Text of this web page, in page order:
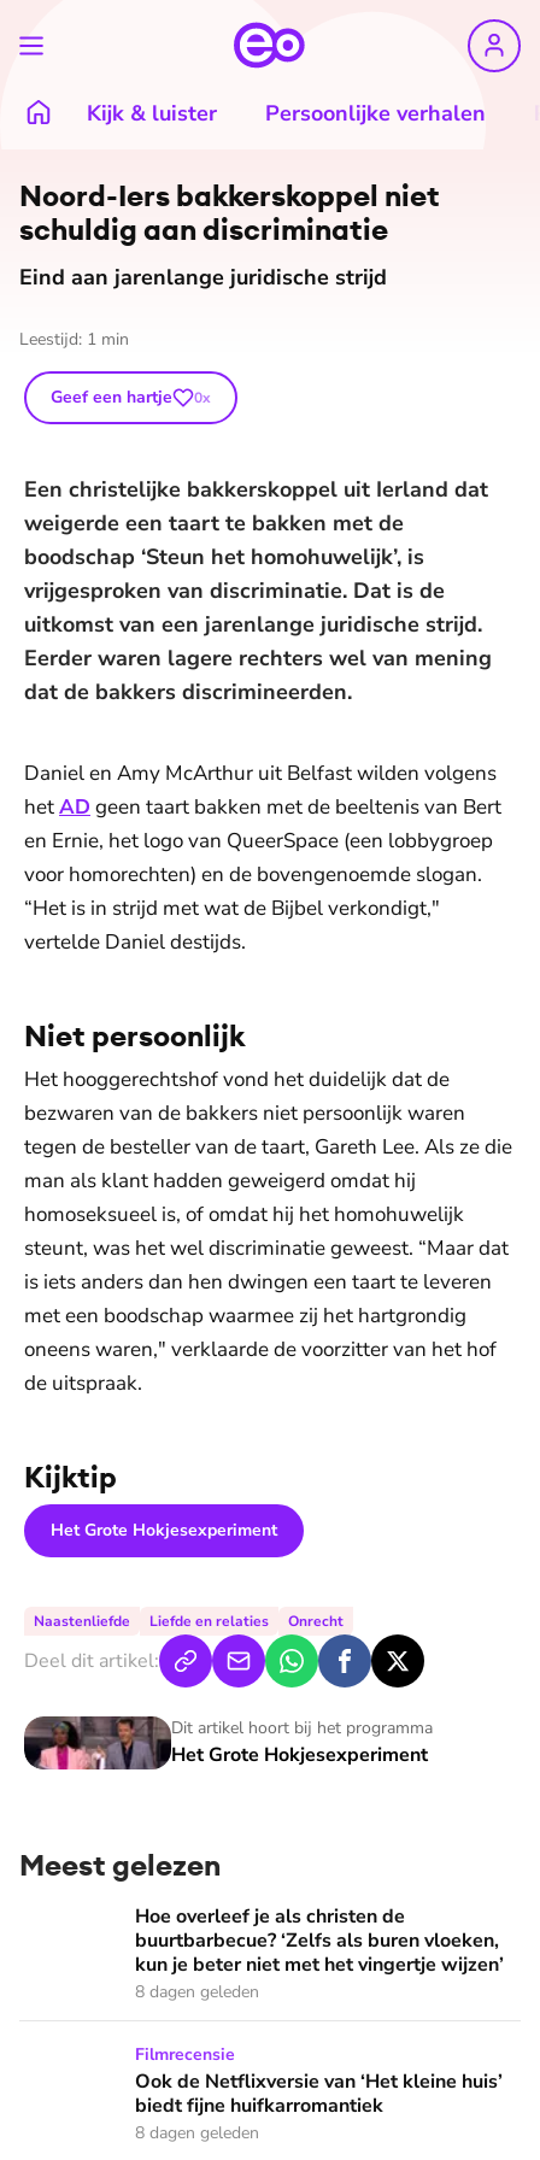
Kijk & luister Persoonlijke verhalen
Noord-Iers bak­kers­kop­pel niet
schuldig aan dis­cri­mi­na­tie
Eind aan jarenlange juridische strijd
Leestijd: 1 min
Geef een hartje 0x
Een christelijke bakkerskoppel uit Ierland dat
weigerde een taart te bakken met de
boodschap ‘Steun het homohuwelijk’, is
vrijgesproken van discriminatie. Dat is de
uitkomst van een jarenlange juridische strijd.
Eerder waren lagere rechters wel van mening
dat de bakkers discrimineerden.
Daniel en Amy McArthur uit Belfast wilden volgens
hetAD geen taart bakken met de beeltenis van Bert
en Ernie, het logo van QueerSpace (een lobbygroep
voor homorechten) en de bovengenoemde slogan.
“Het is in strijd met wat de Bijbel verkondigt,"
vertelde Daniel destijds.
Niet persoonlijk
Het hooggerechtshof vond het duidelijk dat de
bezwaren van de bakkers niet persoonlijk waren
tegen de besteller van de taart, Gareth Lee. Als ze die
man als klant hadden geweigerd omdat hij
homoseksueel is, of omdat hij het homohuwelijk
steunt, was het wel discriminatie geweest. “Maar dat
is iets anders dan hen dwingen een taart te leveren
met een boodschap waarmee zij het hartgrondig
oneens waren," verklaarde de voorzitter van het hof
de uitspraak.
Kijktip
Het Grote Hokjesexperiment
Naastenliefde Liefde en relaties Onrecht
Deel dit artikel:
Dit artikel hoort bij het programma
Het Grote Hokjesexperiment
Het Grote Hokjesexperiment
Meest gelezen
Hoe overleef je als christen de buurtbarbecue? ‘Zelfs als
Hoe overleef je als christen de
buurtbarbecue? ‘Zelfs als buren vloeken,
kun je beter niet met het vingertje wijzen’
8 dagen geleden
Ook de Netflixversie van ‘Het kleine huis’ biedt fijne
Filmrecensie
Ook de Netflixversie van ‘Het kleine huis’
biedt fijne huifkarromantiek
8 dagen geleden